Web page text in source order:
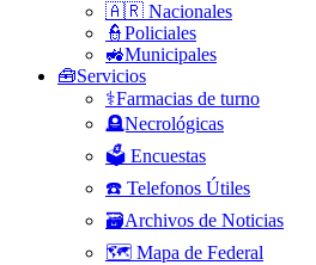
🇦🇷 Nacionales
👮Policiales
🚜Municipales
🧰Servicios
⚕️Farmacias de turno
🪦Necrológicas
🗳️ Encuestas
☎️ Telefonos Útiles
🗃️Archivos de Noticias
🗺️ Mapa de Federal